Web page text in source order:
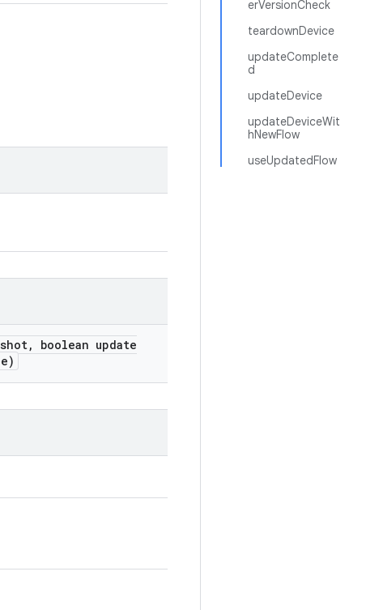
erVersionCheck
teardownDevice
updateComplete
d
updateDevice
updateDeviceWit
hNewFlow
useUpdatedFlow
,
boolean update